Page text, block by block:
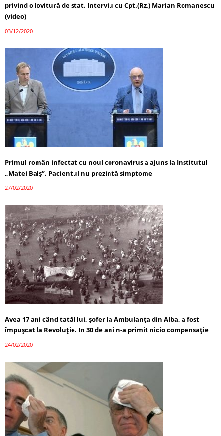
privind o lovitură de stat. Interviu cu Cpt.(Rz.) Marian Romanescu
(video)
03/12/2020
Primul român infectat cu noul coronavirus a ajuns la Institutul
„Matei Balş”. Pacientul nu prezintă simptome
27/02/2020
Avea 17 ani când tatăl lui, șofer la Ambulanța din Alba, a fost
împușcat la Revoluție. În 30 de ani n-a primit nicio compensație
24/02/2020